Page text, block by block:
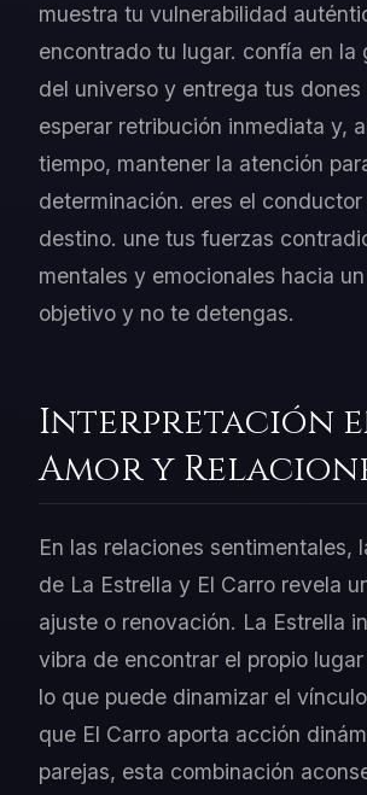
muestra tu vulnerabilidad
encontrado tu lugar. confía en la
del universo y entrega tus dones
esperar retribución inmediata y,
tiempo, mantener la atención
determinación. eres el
destino. une tus fuerzas
mentales y emocionales hacia
objetivo y no te detengas.
Interpretación
Amor y
En las relaciones sentimentales,
de La Estrella y El Carro revela
ajuste o renovación. La Estrella
vibra de encontrar el propio
lo que puede dinamizar el
que El Carro aporta acción
parejas, esta combinación